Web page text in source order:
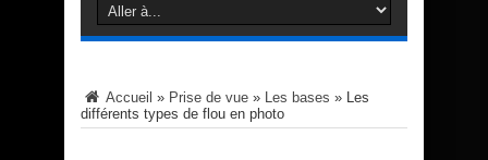
Accueil » Prise de vue » Les bases » Les
différents types de flou en photo